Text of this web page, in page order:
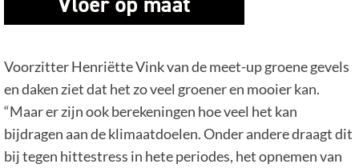
Voorzitter Henriëtte Vink van de meet-up groene gevels
en daken ziet dat het zo veel groener en mooier kan.
“Maar er zijn ook berekeningen hoe veel het kan
bijdragen aan de klimaatdoelen. Onder andere draagt dit
bij tegen hittestress in hete periodes, het opnemen van